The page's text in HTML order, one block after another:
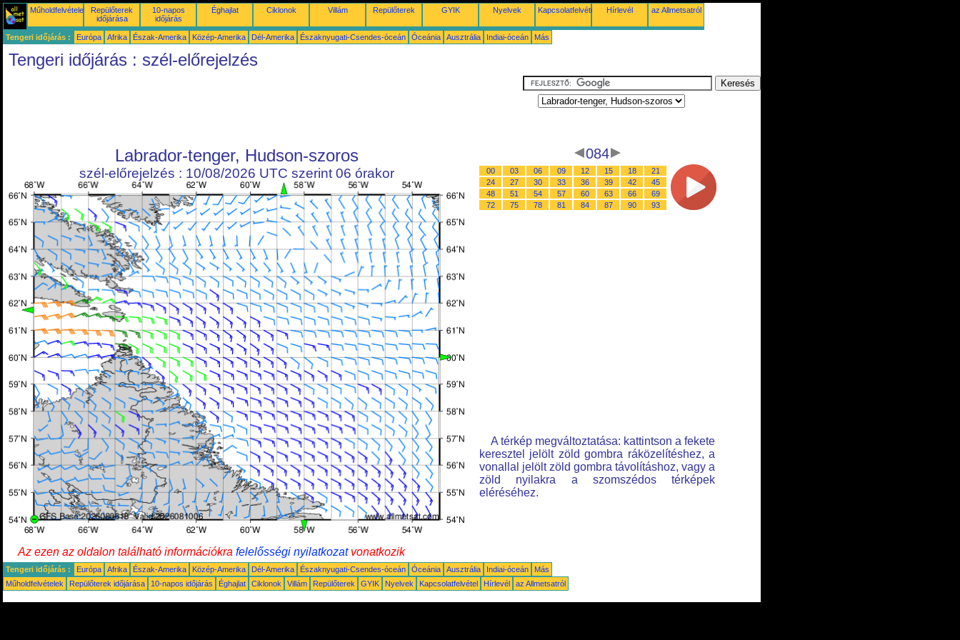
Műholdfelvételek
Repülőterek
időjárása
10-napos
időjárás
Éghajlat Ciklonok Villám Repülőterek GYIK Nyelvek Kapcsolatfelvétel Hírlevél az Allmetsatról
Tengeri időjárás : Európa Afrika Észak-Amerika Közép-Amerika Dél-Amerika Északnyugati-Csendes-óceán Óceánia Ausztrália Indiai-óceán Más
Tengeri időjárás : szél-előrejelzés
Labrador-tenger, Hudson-szoros
szél-előrejelzés : 10/08/2026 UTC szerint 06 órakor
084
00 03 06 09 12 15 18
21
24
27 30 33 36 39 42
45
48
51 54 57 60 63 66
69
72
75 78 81 84 87 90 93
A térkép megváltoztatása: kattintson a fekete
keresztel jelölt zöld gombra ráközelítéshez, a
vonallal jelölt zöld gombra távolításhoz, vagy a
zöld nyilakra a szomszédos térképek
eléréséhez.
Az ezen az oldalon található információkra felelősségi nyilatkozatvonatkozik
Tengeri időjárás : Európa Afrika Észak-Amerika Közép-Amerika Dél-Amerika Északnyugati-Csendes-óceán Óceánia Ausztrália Indiai-óceán
Más
Műholdfelvételek
Repülőterek időjárása 10-napos időjárás Éghajlat Ciklonok Villám Repülőterek GYIK Nyelvek Kapcsolatfelvétel Hírlevél az Allmetsatról